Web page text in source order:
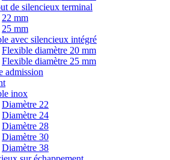
de silencieux terminal
22 mm
25 mm
avec silencieux intégré
Flexible diamètre 20 mm
Flexible diamètre 25 mm
admission
inox
Diamètre 22
Diamètre 24
Diamètre 28
Diamètre 30
Diamètre 38